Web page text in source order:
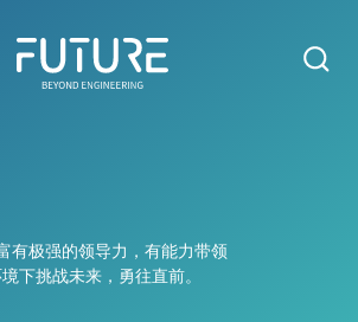
有极强的领导力，有能力带领
下挑战未来，勇往直前。